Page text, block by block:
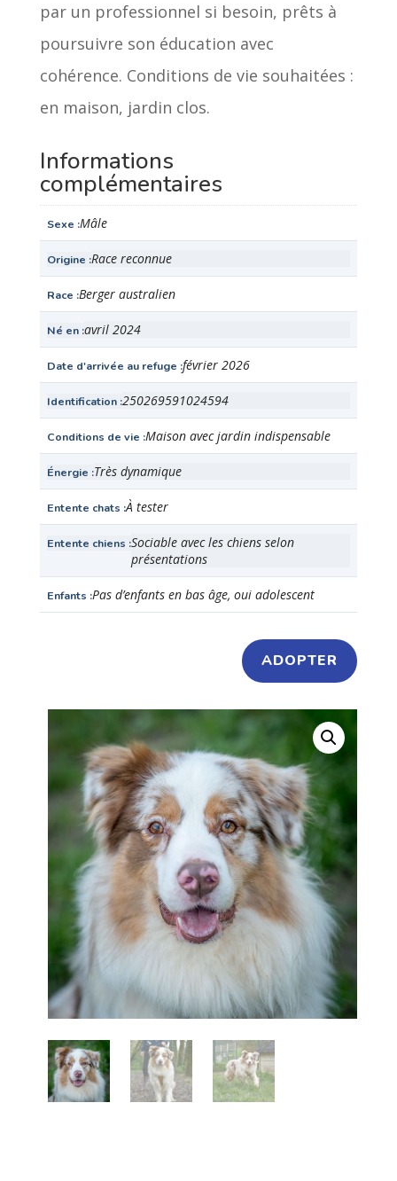
par un professionnel si besoin, prêts à
poursuivre son éducation avec
cohérence. Conditions de vie souhaitées :
en maison, jardin clos.
Informations
complémentaires
Sexe Mâle
Origine Race reconnue
Race Berger australien
Né en avril 2024
Date d'arrivée au refuge février 2026
Identification 250269591024594
Conditions de vie Maison avec jardin indispensable
Énergie Très dynamique
Entente chats À tester
Entente chiens Sociable avec les chiens selon
présentations
Enfants Pas d’enfants en bas âge, oui adolescent
ADOPTER